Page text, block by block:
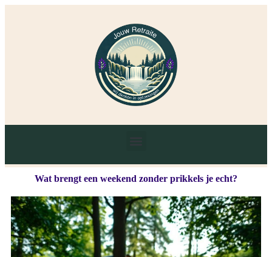
Wat brengt een weekend zonder prikkels je echt?